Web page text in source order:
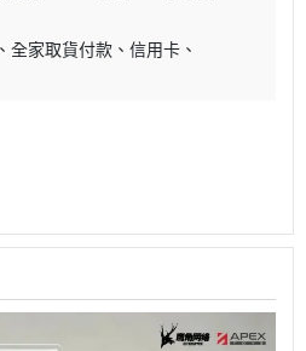
全家取貨付款
信用卡